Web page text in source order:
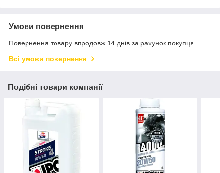
Умови повернення
Повернення товару впродовж 14 днів за рахунок покупця
Всі умови повернення
Подібні товари компанії